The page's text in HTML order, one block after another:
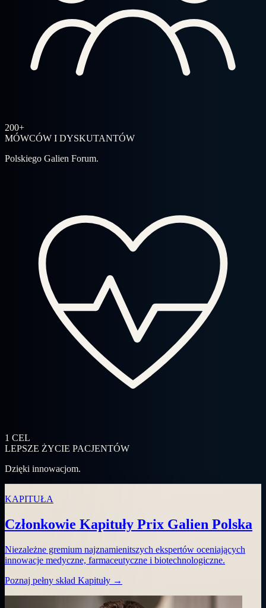
200+
MÓWCÓW I DYSKUTANTÓW
Polskiego Galien Forum.
1 CEL
LEPSZE ŻYCIE PACJENTÓW
Dzięki innowacjom.
KAPITUŁA
Członkowie Kapituły Prix Galien Polska
Niezależne gremium najznamienitszych ekspertów oceniających
innowacje medyczne, farmaceutyczne i biotechnologiczne.
Poznaj pełny skład Kapituły →